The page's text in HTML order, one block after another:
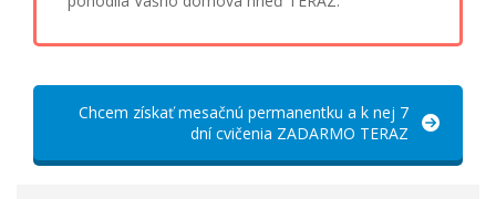
Chcem získať mesačnú permanentku a k nej 7
dní cvičenia ZADARMO TERAZ